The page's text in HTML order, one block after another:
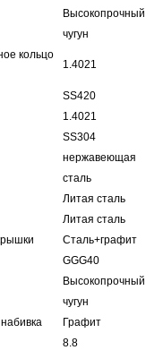
Высокопрочный
чугун
кольцо
1.4021
SS420
1.4021
SS304
нержавеющая
сталь
Литая сталь
Литая сталь
Сталь+графит
GGG40
Высокопрочный
чугун
Графит
8.8